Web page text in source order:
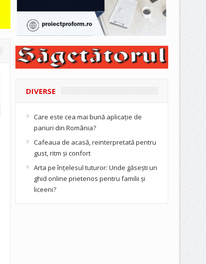
DIVERSE
Care este cea mai bună aplicație de
pariuri din România?
Cafeaua de acasă, reinterpretată pentru
gust, ritm și confort
Arta pe înțelesul tuturor: Unde găsești un
ghid online prietenos pentru familii și
liceeni?